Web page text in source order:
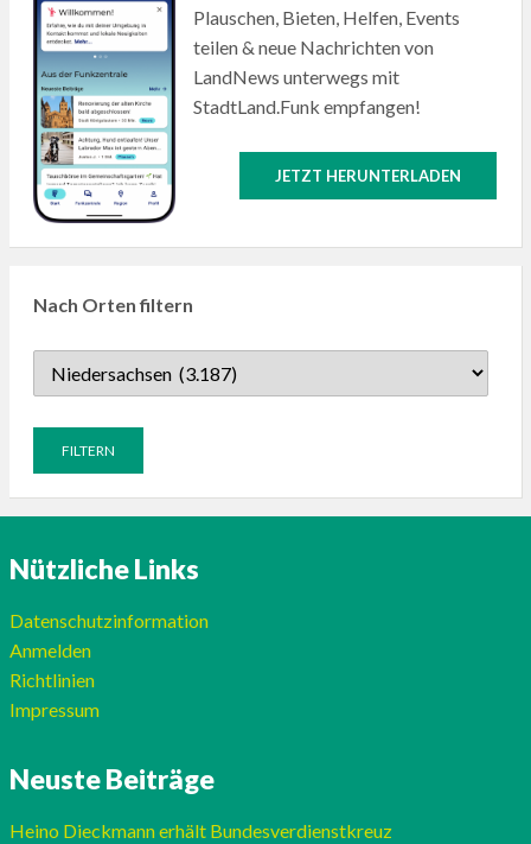
Plauschen, Bieten, Helfen, Events
teilen & neue Nachrichten von
LandNews unterwegs mit
StadtLand.Funk empfangen!
JETZT HERUNTERLADEN
Nach Orten filtern
Nützliche Links
Datenschutzinformation
Anmelden
Richtlinien
Impressum
Neuste Beiträge
Heino Dieckmann erhält Bundesverdienstkreuz